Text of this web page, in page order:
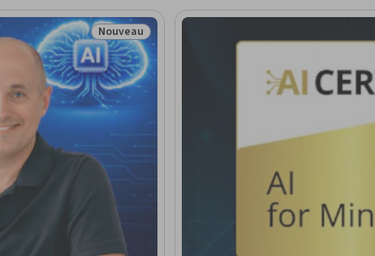
Statut : Nouveau
Nouveau